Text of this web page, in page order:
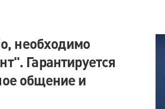
необходимо
Гарантируется
общение и